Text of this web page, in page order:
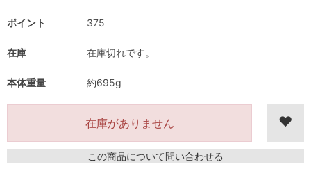
ポイント 375
在庫 在庫切れです。
本体重量 約695g
在庫がありません
この商品について問い合わせる